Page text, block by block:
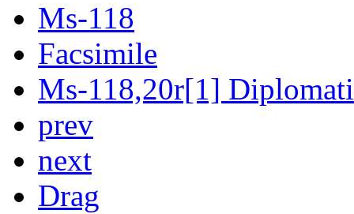
Ms-118
Facsimile
Ms-118,20r[1]
prev
next
Drag